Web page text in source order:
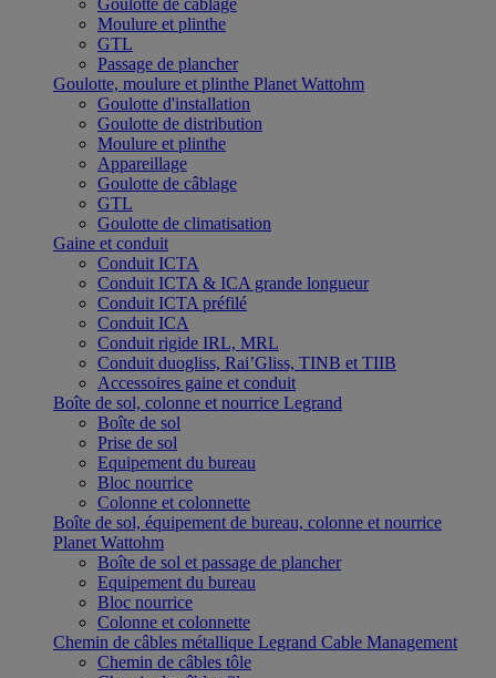
Goulotte de câblage
Moulure et plinthe
GTL
Passage de plancher
Goulotte, moulure et plinthe Planet Wattohm
Goulotte d'installation
Goulotte de distribution
Moulure et plinthe
Appareillage
Goulotte de câblage
GTL
Goulotte de climatisation
Gaine et conduit
Conduit ICTA
Conduit ICTA & ICA grande longueur
Conduit ICTA préfilé
Conduit ICA
Conduit rigide IRL, MRL
Conduit duogliss, Rai’Gliss, TINB et TIIB
Accessoires gaine et conduit
Boîte de sol, colonne et nourrice Legrand
Boîte de sol
Prise de sol
Equipement du bureau
Bloc nourrice
Colonne et colonnette
Boîte de sol, équipement de bureau, colonne et nourrice
Planet Wattohm
Boîte de sol et passage de plancher
Equipement du bureau
Bloc nourrice
Colonne et colonnette
Chemin de câbles métallique Legrand Cable Management
Chemin de câbles tôle